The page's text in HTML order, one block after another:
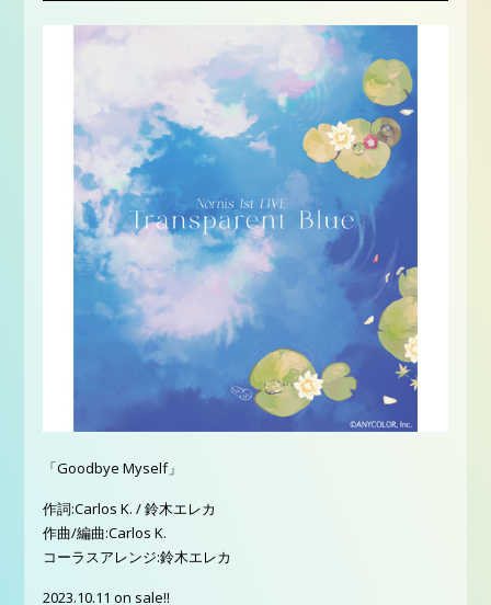
「Goodbye Myself」
作詞:Carlos K. / 鈴木エレカ
作曲/編曲:Carlos K.
コーラスアレンジ:鈴木エレカ
2023.10.11 on sale!!